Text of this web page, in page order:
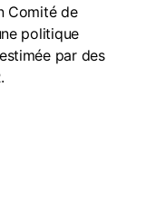
Comité de
politique
par des